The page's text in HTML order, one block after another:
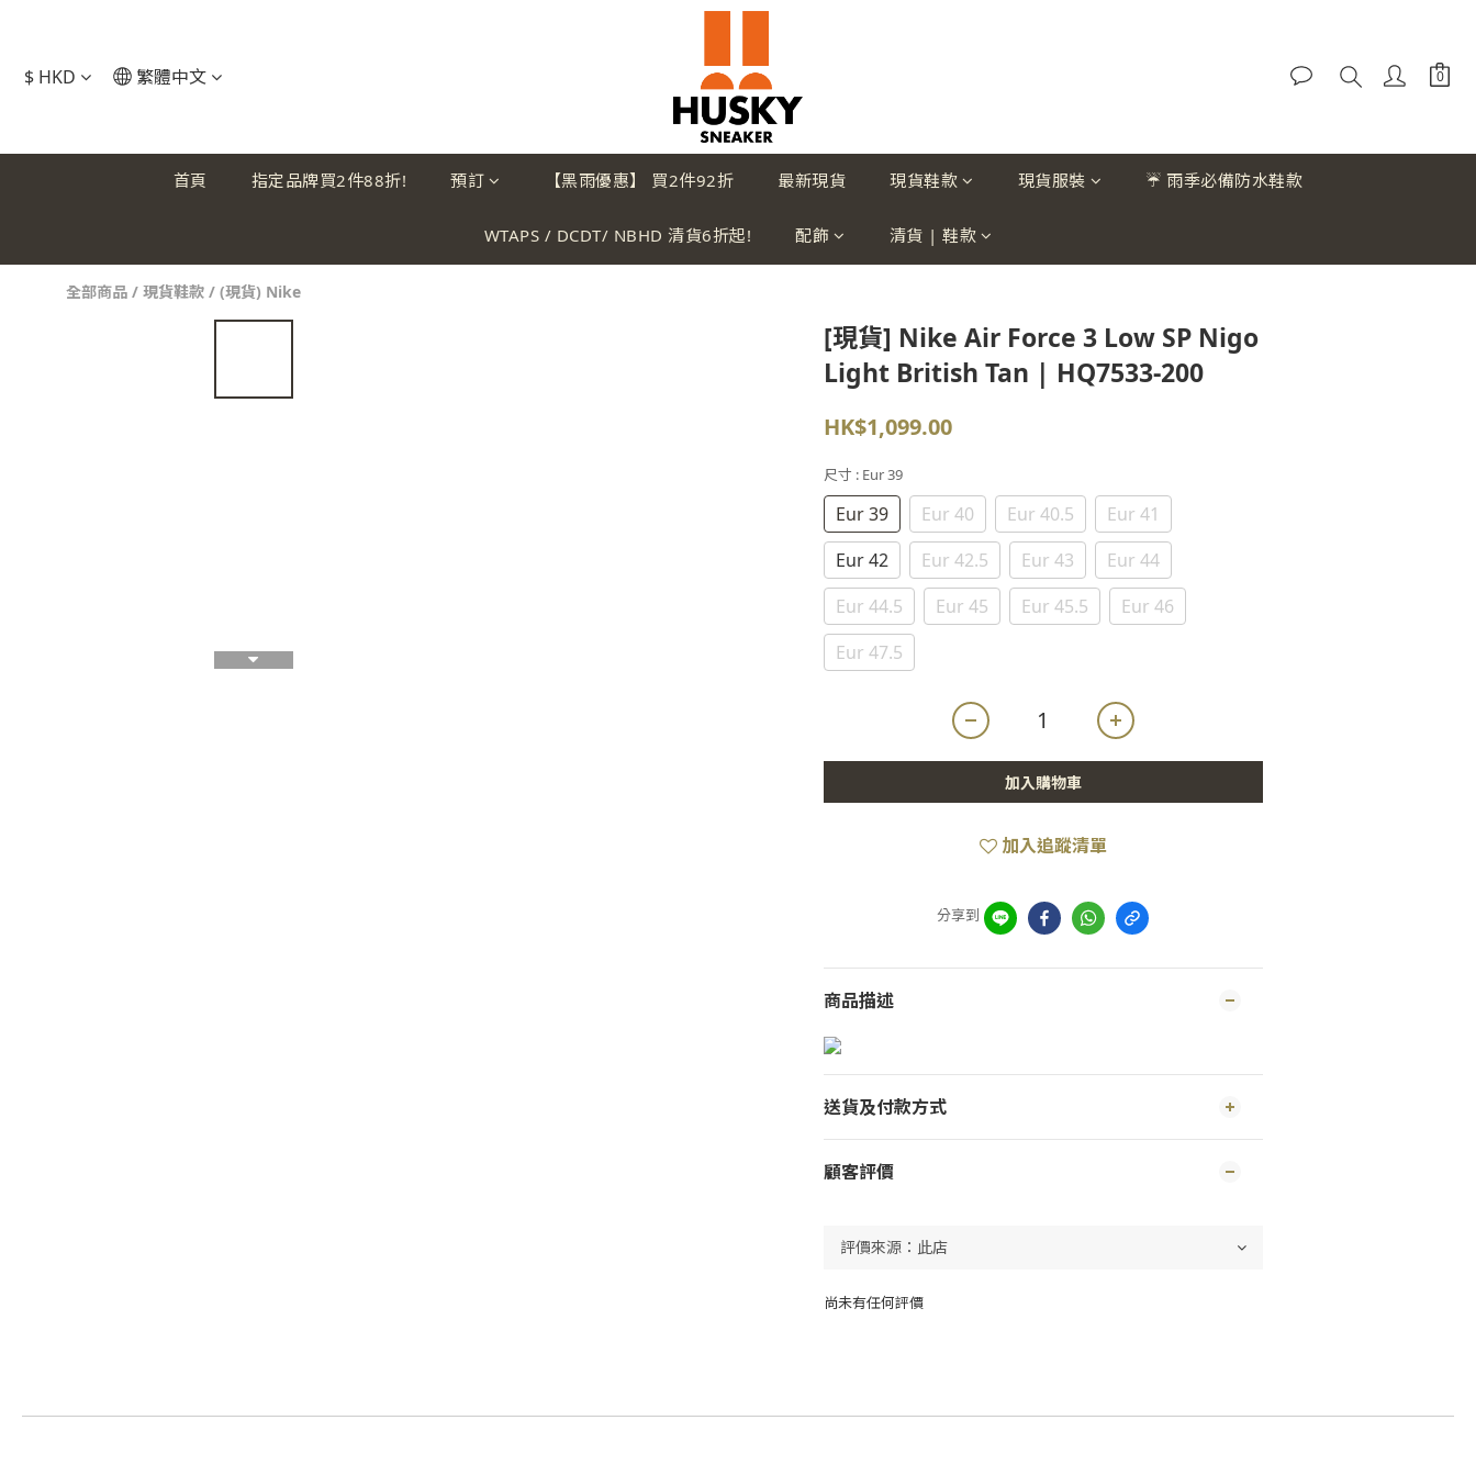
$ HKD 繁體中文
首頁 指定品牌買2件88折! 預訂 【黑雨優惠】 買2件92折 最新現貨 現貨鞋款 現貨服裝 ☔ 雨季必備防水鞋款
WTAPS / DCDT/ NBHD 清貨6折起! 配飾 清貨 | 鞋款
全部商品 / 現貨鞋款 / (現貨) Nike
[現貨] Nike Air Force 3 Low SP Nigo
Light British Tan | HQ7533-200
HK$1,099.00
尺寸 : Eur 39
Eur 39 Eur 40 Eur 40.5
Eur 41
Eur 42
Eur 42.5 Eur 43
Eur 44
Eur 44.5
Eur 45 Eur 45.5
Eur 46
Eur 47.5
加入購物車
加入追蹤清單
分享到
商品描述
送貨及付款方式
顧客評價
尚未有任何評價